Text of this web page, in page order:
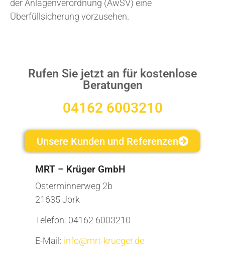
der Anlagenverordnung (AwSV) eine
Überfüllsicherung vorzusehen.
Rufen Sie jetzt an für kostenlose
Beratungen
04162 6003210
Unsere Kunden und Referenzen
MRT – Krüger GmbH
Osterminnerweg 2b
21635 Jork
Telefon: 04162 6003210
E-Mail: info@mrt-krueger.de